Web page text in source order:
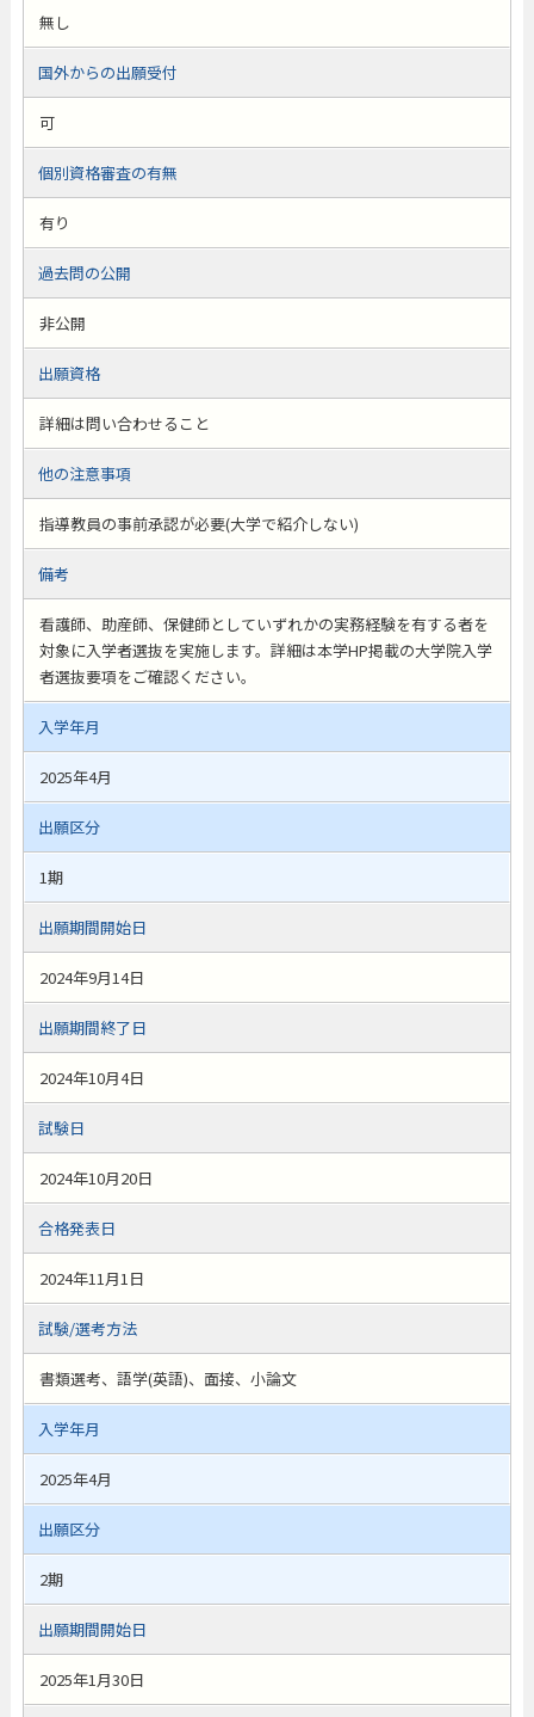
無し
国外からの出願受付
可
個別資格審査の有無
有り
過去問の公開
非公開
出願資格
詳細は問い合わせること
他の注意事項
指導教員の事前承認が必要(大学で紹介しない)
備考
看護師、助産師、保健師としていずれかの実務経験を有する者を
対象に入学者選抜を実施します。詳細は本学HP掲載の大学院入学
者選抜要項をご確認ください。
入学年月
2025年4月
出願区分
1期
出願期間開始日
2024年9月14日
出願期間終了日
2024年10月4日
試験日
2024年10月20日
合格発表日
2024年11月1日
試験/選考方法
書類選考、語学(英語)、面接、小論文
入学年月
2025年4月
出願区分
2期
出願期間開始日
2025年1月30日